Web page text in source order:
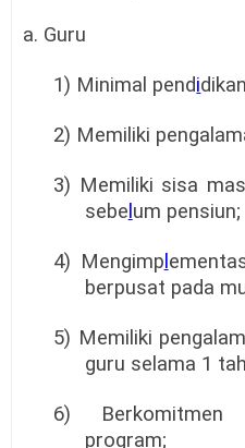
a. Guru
1) Minimal pendi
2) Memiliki
3) Memiliki sisa
sebelum pensiun;
4) Mengimpl
berpusat pada
5) Memiliki
guru selama 1
6) Berkomitmen
program;